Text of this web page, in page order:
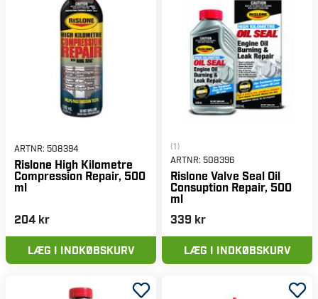
ARTNR: 508394
Rislone High Kilometre
Compression Repair, 500
ml
204 kr
LÆG I INDKØBSKURV
(1)
ARTNR: 508396
Rislone Valve Seal Oil
Consuption Repair, 500
ml
339 kr
LÆG I INDKØBSKURV